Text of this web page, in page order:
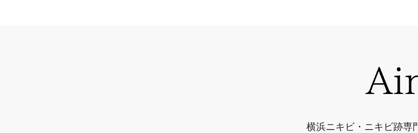
横浜ニキビ・ニキビ跡専